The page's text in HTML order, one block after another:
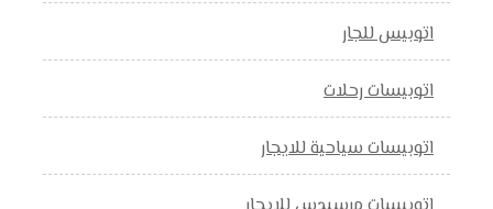
اتوبيس للجار
اتوبيسات رحلات
اتوبيسات سياحية للايجار